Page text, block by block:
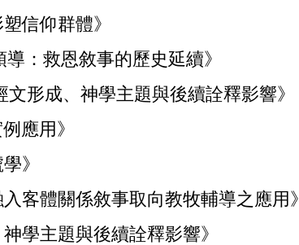
信仰群體》
：救恩敘事的歷史延續》
形成、神學主題與後續詮釋影響》
應用》
》
客體關係敘事取向教牧輔導之應用》
學主題與後續詮釋影響》